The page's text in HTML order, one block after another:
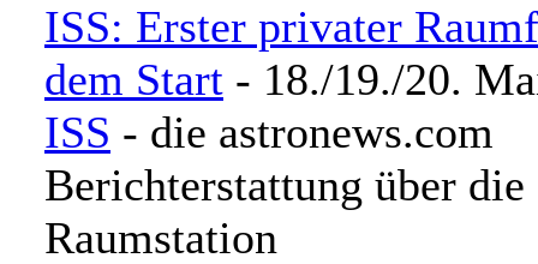
ISS: Erster privater
dem Start - 18./19./20.
ISS - die astronews.com
Berichterstattung über
Raumstation